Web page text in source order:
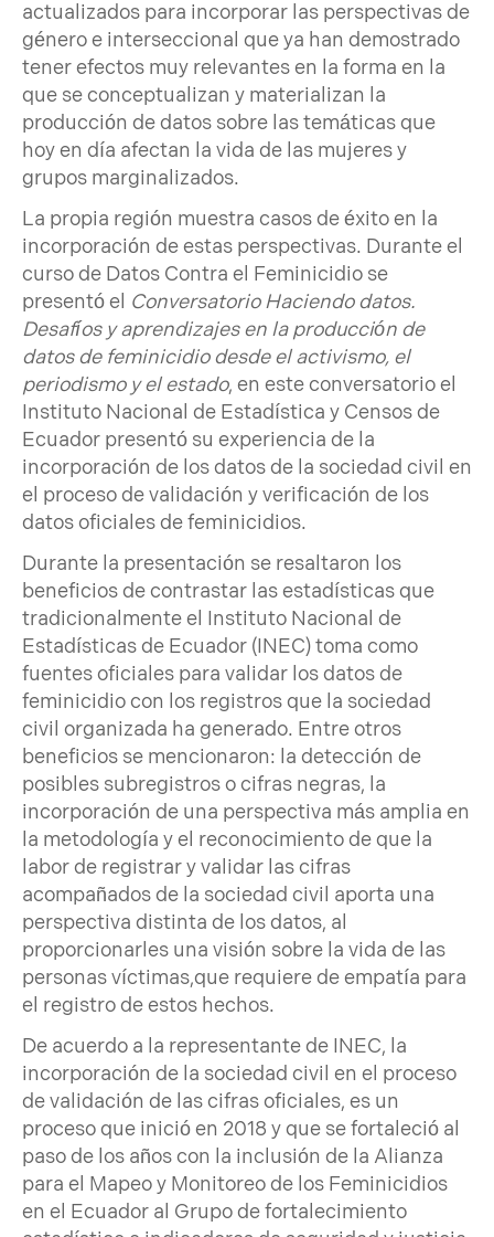
actualizados para incorporar las perspectivas de
género e interseccional que ya han demostrado
tener efectos muy relevantes en la forma en la
que se conceptualizan y materializan la
producción de datos sobre las temáticas que
hoy en día afectan la vida de las mujeres y
grupos marginalizados.
La propia región muestra casos de éxito en la
incorporación de estas perspectivas. Durante el
curso de Datos Contra el Feminicidio se
presentó el Conversatorio Haciendo datos.
Desafíos y aprendizajes en la producción de
datos de feminicidio desde el activismo, el
periodismo y el estado, en este conversatorio el
Instituto Nacional de Estadística y Censos de
Ecuador presentó su experiencia de la
incorporación de los datos de la sociedad civil en
el proceso de validación y verificación de los
datos oficiales de feminicidios.
Durante la presentación se resaltaron los
beneficios de contrastar las estadísticas que
tradicionalmente el Instituto Nacional de
Estadísticas de Ecuador (INEC) toma como
fuentes oficiales para validar los datos de
feminicidio con los registros que la sociedad
civil organizada ha generado. Entre otros
beneficios se mencionaron: la detección de
posibles subregistros o cifras negras, la
incorporación de una perspectiva más amplia en
la metodología y el reconocimiento de que la
labor de registrar y validar las cifras
acompañados de la sociedad civil aporta una
perspectiva distinta de los datos, al
proporcionarles una visión sobre la vida de las
personas víctimas,que requiere de empatía para
el registro de estos hechos.
De acuerdo a la representante de INEC, la
incorporación de la sociedad civil en el proceso
de validación de las cifras oficiales, es un
proceso que inició en 2018 y que se fortaleció al
paso de los años con la inclusión de la Alianza
para el Mapeo y Monitoreo de los Feminicidios
en el Ecuador al Grupo de fortalecimiento